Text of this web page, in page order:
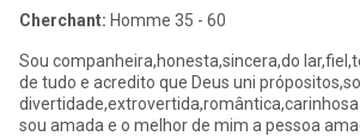
Cherchant: Homme 35 - 60
Sou companheira,honesta,sincera,do
de tudo e acredito que Deus uni
sou amada e o melhor de mim a pessoa